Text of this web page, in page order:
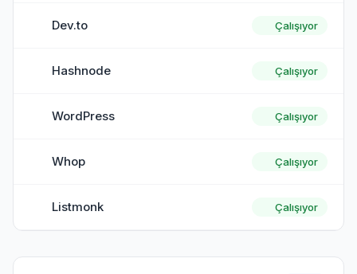
Dev.to Çalışıyor
Hashnode Çalışıyor
WordPress Çalışıyor
Whop Çalışıyor
Listmonk Çalışıyor